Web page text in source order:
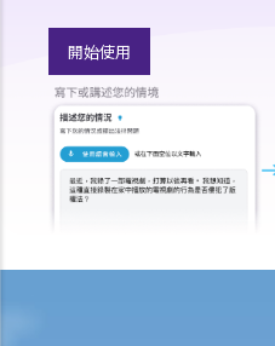
B.提交清盤呈請書時要注意之事項
1. 提交清盤呈請書之程序簡述
2.清盤呈請書應包含哪些內容？
3. 我已就債項問題獲得法庭之判決
出清盤呈請？
4. 除債權人外，還有何人可提出清
開始使用